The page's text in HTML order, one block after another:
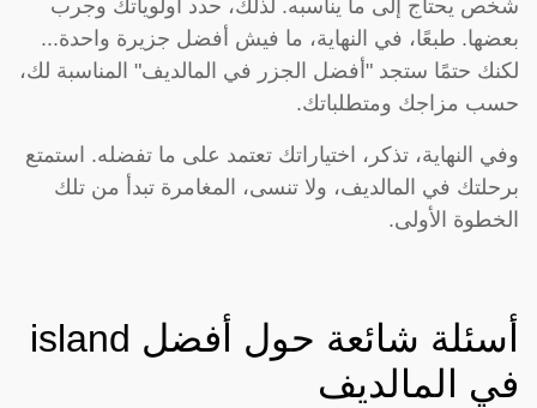
شخص يحتاج إلى ما يناسبه. لذلك، حدد أولوياتك وجرب
بعضها. طبعًا، في النهاية، ما فيش أفضل جزيرة واحدة...
لكنك حتمًا ستجد "أفضل الجزر في المالديف" المناسبة لك،
حسب مزاجك ومتطلباتك.
وفي النهاية، تذكر، اختياراتك تعتمد على ما تفضله. استمتع
برحلتك في المالديف، ولا تنسى، المغامرة تبدأ من تلك
الخطوة الأولى.
أسئلة شائعة حول أفضل island
في المالديف